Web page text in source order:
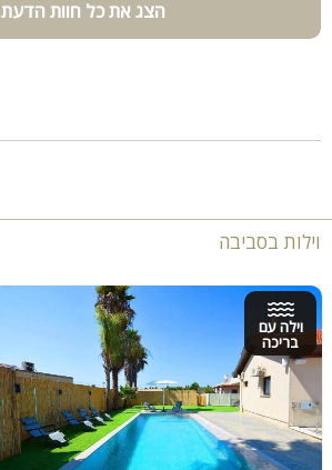
הצג את כל חוות הדעת
וילות בסביבה
וילה עם
בריכה